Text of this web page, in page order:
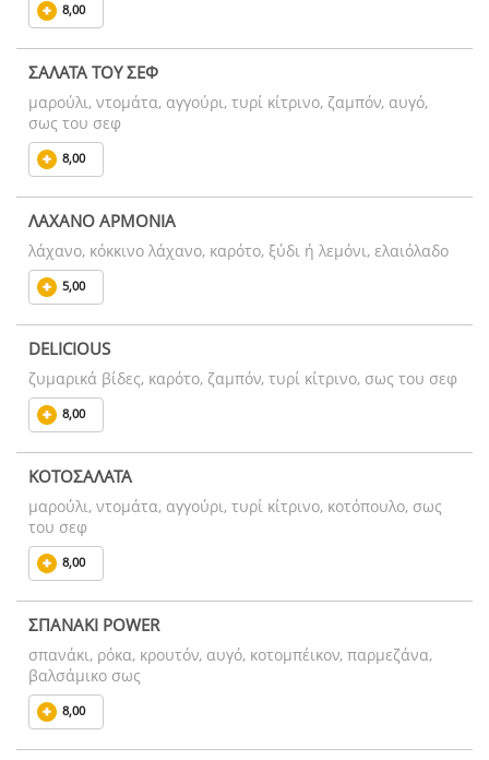
8,00
ΣΑΛΑΤΑ ΤΟΥ ΣΕΦ
μαρούλι, ντομάτα, αγγούρι, τυρί κίτρινο, ζαμπόν, αυγό,
σως του σεφ
8,00
ΛΑΧΑΝΟ ΑΡΜΟΝΙΑ
λάχανο, κόκκινο λάχανο, καρότο, ξύδι ή λεμόνι, ελαιόλαδο
5,00
DELICIOUS
ζυμαρικά βίδες, καρότο, ζαμπόν, τυρί κίτρινο, σως του σεφ
8,00
ΚΟΤΟΣΑΛΑΤΑ
μαρούλι, ντομάτα, αγγούρι, τυρί κίτρινο, κοτόπουλο, σως
του σεφ
8,00
ΣΠΑΝΑΚΙ POWER
σπανάκι, ρόκα, κρουτόν, αυγό, κοτομπέικον, παρμεζάνα,
βαλσάμικο σως
8,00